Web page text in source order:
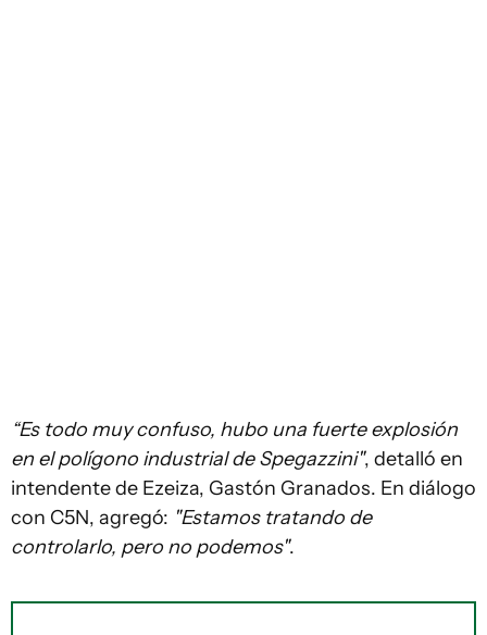
“Es todo muy confuso, hubo una fuerte explosión
en el polígono industrial de Spegazzini", detalló en
intendente de Ezeiza, Gastón Granados. En diálogo
con C5N, agregó: "Estamos tratando de
controlarlo, pero no podemos".